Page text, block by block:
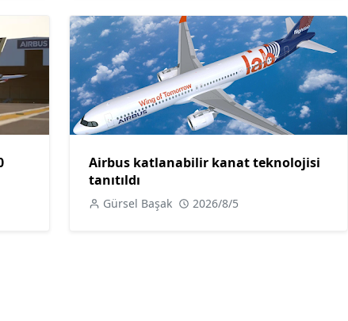
Airbus katlanabilir kanat teknolojisi
tanıtıldı
Gürsel Başak 2026/8/5